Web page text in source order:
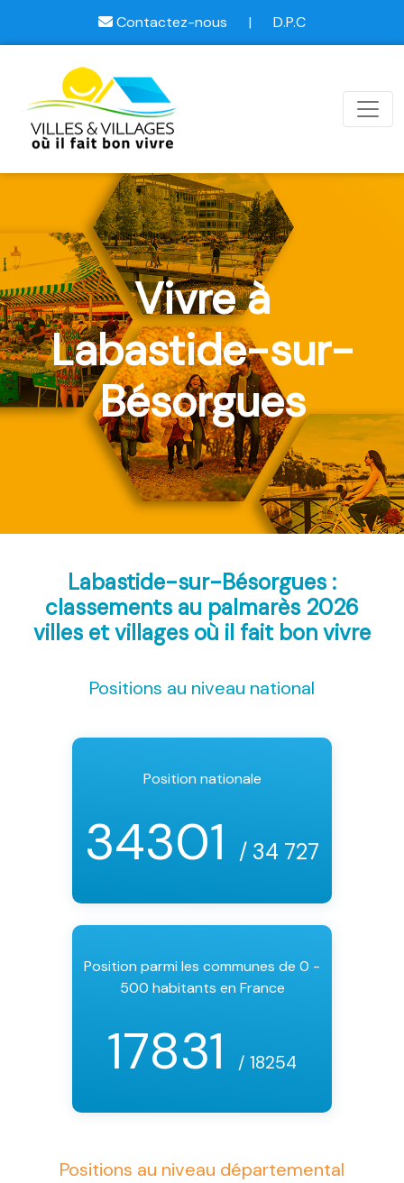
Contactez-nous | D.P.C
Vivre à
Labastide-sur-
Bésorgues
Labastide-sur-Bésorgues :
classements au palmarès 2026
villes et villages où il fait bon vivre
Positions au niveau national
Position nationale
34301 / 34 727
Position parmi les communes de 0 -
500 habitants en France
17831 / 18254
Positions au niveau départemental